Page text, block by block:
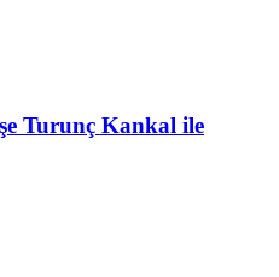
Turunç Kankal ile